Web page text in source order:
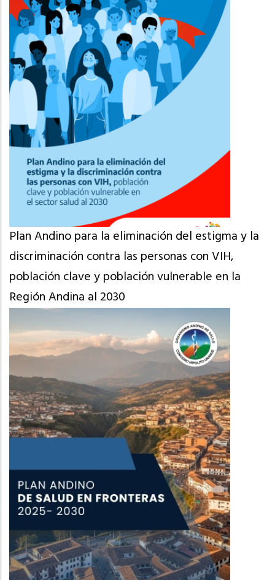
Plan Andino para la eliminación del estigma y la
discriminación contra las personas con VIH,
población clave y población vulnerable en la
Región Andina al 2030